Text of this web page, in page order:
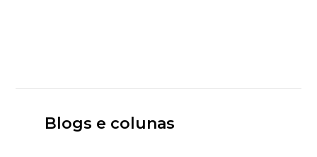
Blogs e colunas